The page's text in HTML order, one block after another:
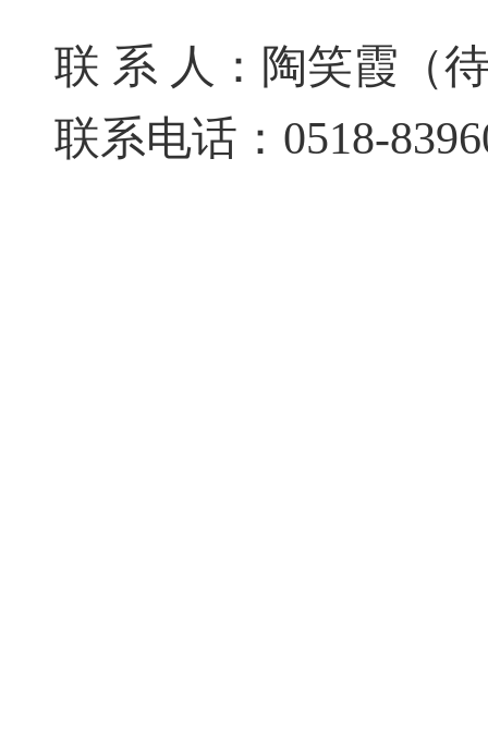
联 系 人：陶笑霞（
联系电话： 0518-